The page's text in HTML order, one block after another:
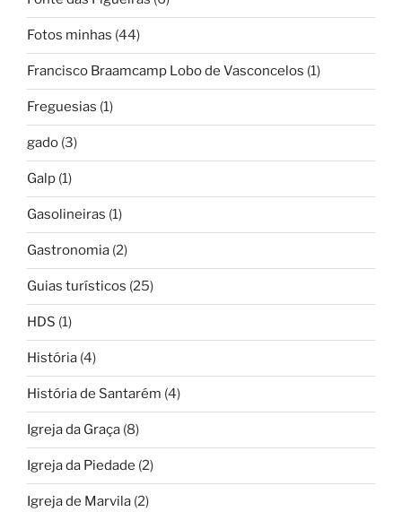
Fotos minhas (44)
Francisco Braamcamp Lobo de Vasconcelos (1)
Freguesias (1)
gado (3)
Galp (1)
Gasolineiras (1)
Gastronomia (2)
Guias turísticos (25)
HDS (1)
História (4)
História de Santarém (4)
Igreja da Graça (8)
Igreja da Piedade (2)
Igreja de Marvila (2)